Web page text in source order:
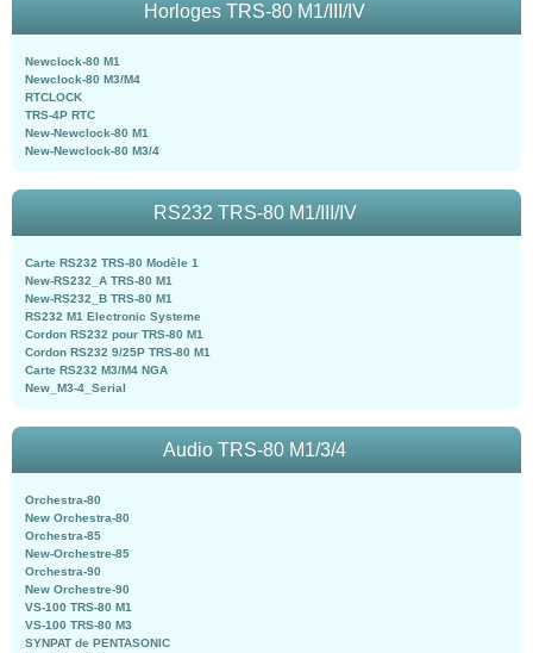
Horloges TRS-80 M1/III/IV
Newclock-80 M1
Newclock-80 M3/M4
RTCLOCK
TRS-4P RTC
New-Newclock-80 M1
New-Newclock-80 M3/4
RS232 TRS-80 M1/III/IV
Carte RS232 TRS-80 Modèle 1
New-RS232_A TRS-80 M1
New-RS232_B TRS-80 M1
RS232 M1 Electronic Systeme
Cordon RS232 pour TRS-80 M1
Cordon RS232 9/25P TRS-80 M1
Carte RS232 M3/M4 NGA
New_M3-4_Serial
Audio TRS-80 M1/3/4
Orchestra-80
New Orchestra-80
Orchestra-85
New-Orchestre-85
Orchestra-90
New Orchestre-90
VS-100 TRS-80 M1
VS-100 TRS-80 M3
SYNPAT de PENTASONIC